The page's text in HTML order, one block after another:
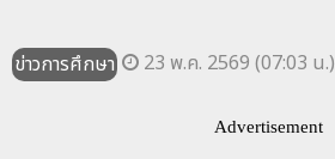
ข่าวการศึกษา 23 พ.ค. 2569 (07:03 น.)
Advertisement